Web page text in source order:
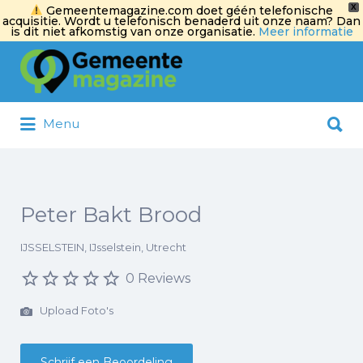
X
Gemeentemagazine.com doet géén telefonische
acquisitie. Wordt u telefonisch benaderd uit onze naam? Dan
is dit niet afkomstig van onze organisatie. Meer informatie
Zoek
naar:
Menu
naar:
Peter Bakt Brood
IJSSELSTEIN, IJsselstein, Utrecht
0 Reviews
Upload Foto's